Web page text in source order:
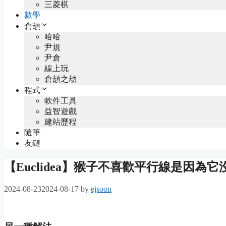
三菱棋
數學
倉頡
哈哈
尹規
尹倉
線上玩
倉頡之劫
程式
軟件工具
益智遊戲
建站歷程
隨筆
友鏈
【Euclidea】猴子不喜歡平行線是因為它
2024-08-232024-08-17 by ejsoon